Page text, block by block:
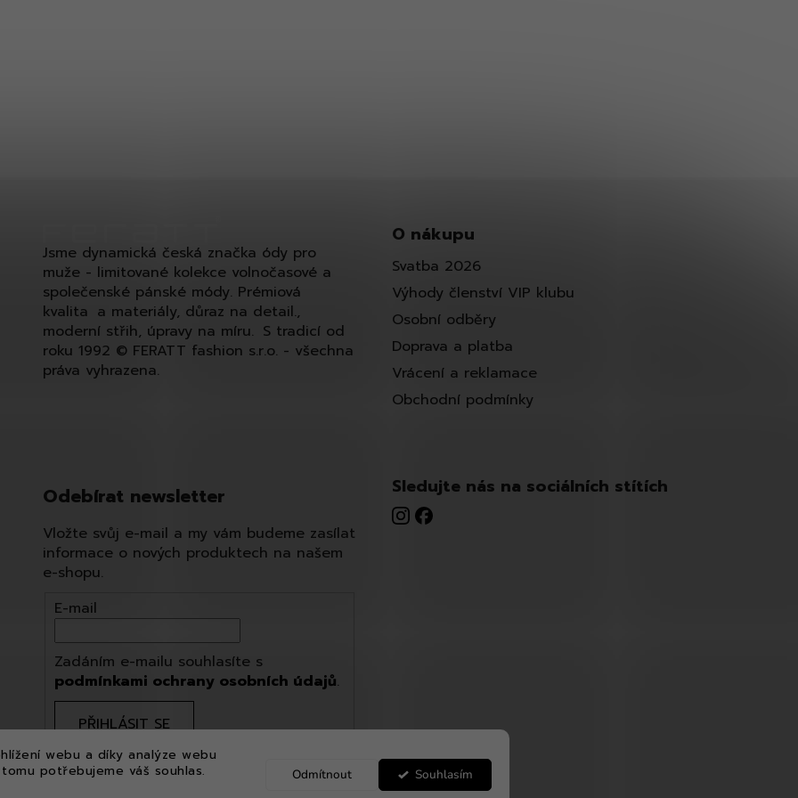
webu a díky analýze webu
potřebujeme váš souhlas. Odmítnout Souhlasím
Jsme dynamická česká značka ódy pro
muže - limitované kolekce volnočasové a
společenské pánské módy. Prémiová
kvalita a materiály, důraz na detail.,
moderní střih, úpravy na míru. S tradicí od
roku 1992 © FERATT fashion s.r.o. - všechna
práva vyhrazena.
O nákupu
Svatba 2026
Výhody členství VIP klubu
Osobní odběry
Doprava a platba
Vrácení a reklamace
Obchodní podmínky
Odebírat newsletter
Vložte svůj e-mail a my vám budeme zasílat
informace o nových produktech na našem
e-shopu.
E-mail
Zadáním e-mailu souhlasíte s
podmínkami ochrany osobních údajů.
PŘIHLÁSIT SE
Sledujte nás na sociálních stítích